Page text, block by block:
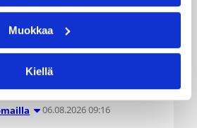
Muokkaa
Kiellä
06.08.2026 09:16